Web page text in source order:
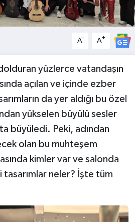
A- A+
yüzlerce vatandaşın
açılan ve içinde ezber
da yer aldığı bu özel
yükselen büyülü sesler
büyüledi. Peki, adından
olan bu muhteşem
kimler var ve salonda
neler? İşte tüm